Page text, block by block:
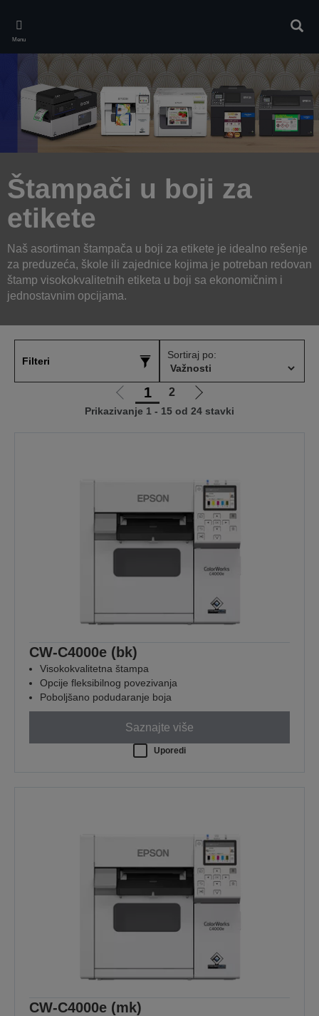
main
content
Menu
Štampači u boji za
etikete
Naš asortiman štampača u boji za etikete je idealno rešenje
za preduzeća, škole ili zajednice kojima je potreban redovan
štamp visokokvalitetnih etiketa u boji sa ekonomičnim i
jednostavnim opcijama.
Filteri
Sortiraj po:
Idi
na
1 2
Idi
na
Prikazivanje 1 - 15 od 24 stavki
CW-C4000e (bk)
Visokokvalitetna štampa
Opcije fleksibilnog povezivanja
Poboljšano podudaranje boja
Saznajte više
Uporedi
CW-C4000e (mk)